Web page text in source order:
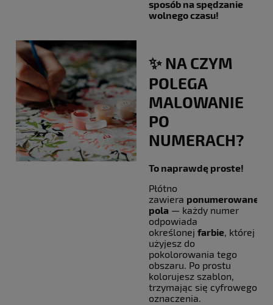
sposób na spędzanie
wolnego czasu!
✨ NA CZYM
POLEGA
MALOWANIE
PO
NUMERACH?
To naprawdę proste!
Płótno
zawiera ponumerowane
pola — każdy numer
odpowiada
określonej farbie, której
użyjesz do
pokolorowania tego
obszaru. Po prostu
kolorujesz szablon,
trzymając się cyfrowego
oznaczenia.